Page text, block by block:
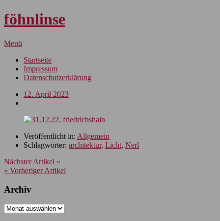
föhnlinse
Menü
Startseite
Impressum
Datenschutzerklärung
12. April 2023
Veröffentlicht in: Allgemein
Schlagwörter: architektur, Licht, Nerl
Nächster Artikel »
« Vorheriger Artikel
Archiv
Archiv